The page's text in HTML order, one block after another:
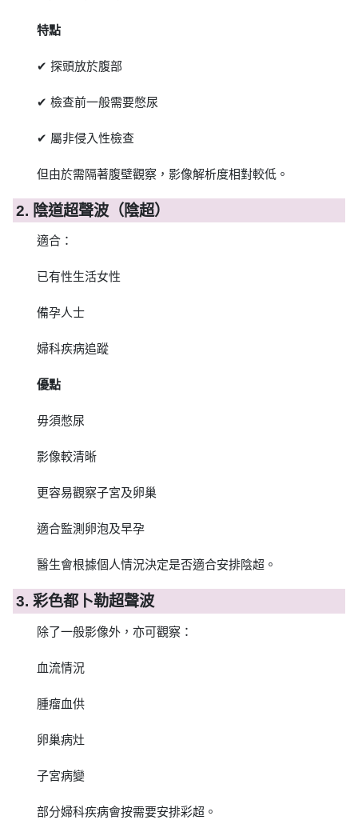
特點
✔ 探頭放於腹部
✔ 檢查前一般需要憋尿
✔ 屬非侵入性檢查
但由於需隔著腹壁觀察，影像解析度相對較低。
2. 陰道超聲波（陰超）
適合：
已有性生活女性
備孕人士
婦科疾病追蹤
優點
毋須憋尿
影像較清晰
更容易觀察子宮及卵巢
適合監測卵泡及早孕
醫生會根據個人情況決定是否適合安排陰超。
3. 彩色都卜勒超聲波
除了一般影像外，亦可觀察：
血流情況
腫瘤血供
卵巢病灶
子宮病變
部分婦科疾病會按需要安排彩超。